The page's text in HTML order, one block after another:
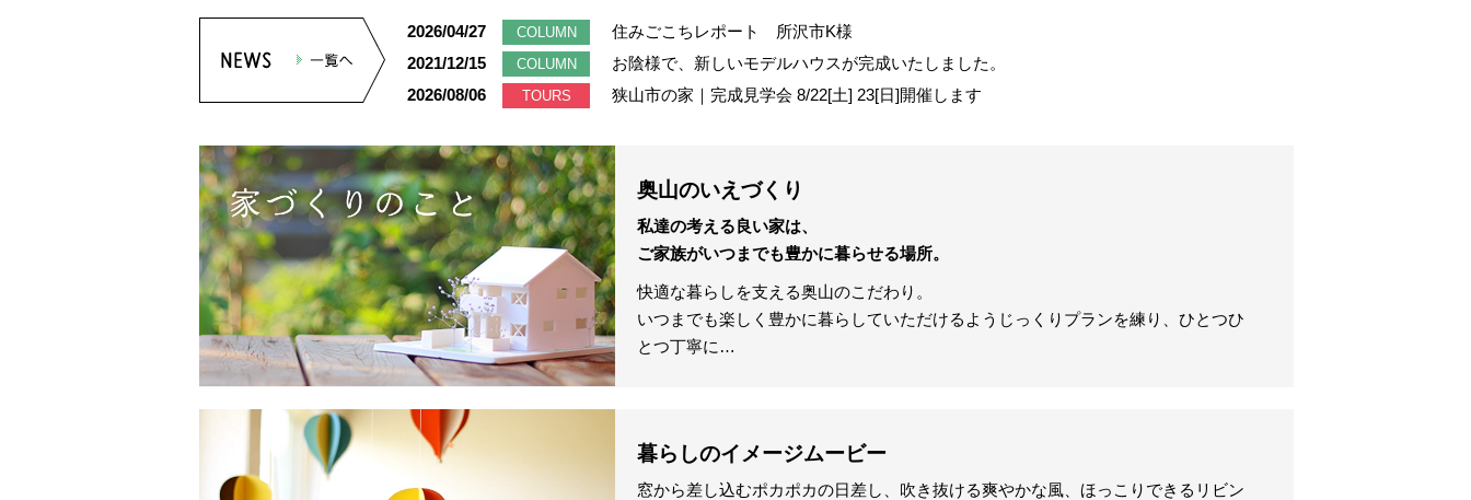
2026/04/27 COLUMN
住みごこちレポート 所沢市K様
2021/12/15
COLUMN
お陰様で、新しいモデルハウスが完成いたしました。
2026/08/06
TOURS 狭山市の家｜完成見学会 8/22[土] 23[日]開催します
奥山のいえづくり
私達の考える良い家は、
ご家族がいつまでも豊かに暮らせる場所。
快適な暮らしを支える奥山のこだわり。
いつまでも楽しく豊かに暮らしていただけるようじっくりプランを練り、ひとつひ
とつ丁寧に…
暮らしのイメージムービー
窓から差し込むポカポカの日差し、吹き抜ける爽やかな風、ほっこりできるリビン